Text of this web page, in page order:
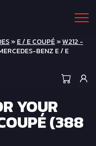
»E / E COUPÉ»W212 -
BENZ E / E
YOUR
(388